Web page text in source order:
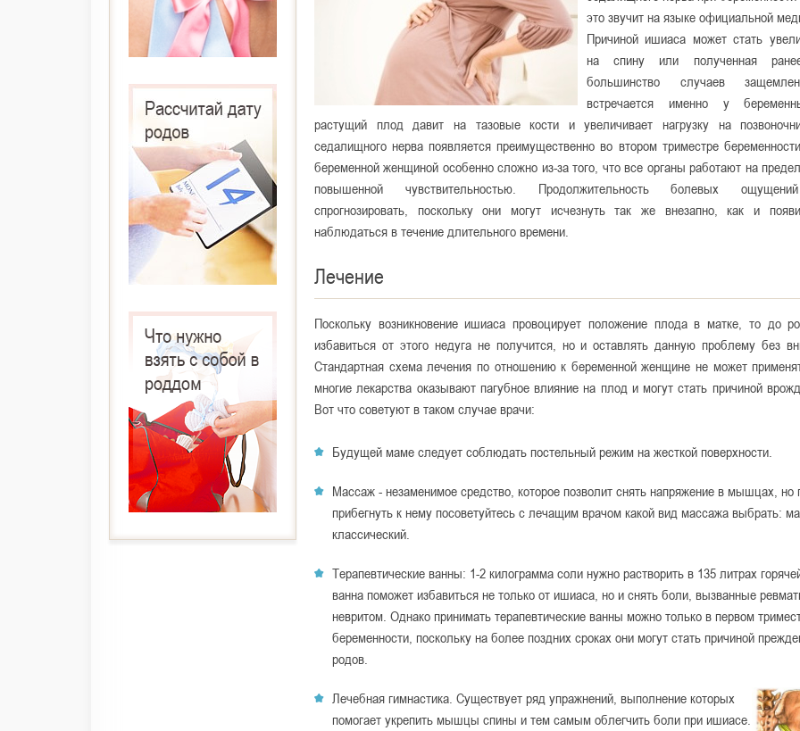
это звучит на языке официальной
Причиной ишиаса может стать
на спину или полученная
большинство случаев
встречается именно у
растущий плод давит на тазовые кости и увеличивает нагрузку на
седалищного нерва появляется преимущественно во втором триместре
беременной женщиной особенно сложно из-за того, что все органы работают на
повышенной чувствительностью. Продолжительность болевых
спрогнозировать, поскольку они могут исчезнуть так же внезапно, как и
наблюдаться в течение длительного времени.
Лечение
Поскольку возникновение ишиаса провоцирует положение плода в матке, то до
избавиться от этого недуга не получится, но и оставлять данную проблему без
Стандартная схема лечения по отношению к беременной женщине не может
многие лекарства оказывают пагубное влияние на плод и могут стать причиной
Вот что советуют в таком случае врачи:
Будущей маме следует соблюдать постельный режим на жесткой поверхности.
Массаж - незаменимое средство, которое позволит снять напряжение в мышцах,
прибегнуть к нему посоветуйтесь с лечащим врачом какой вид массажа выбрать:
классический.
Терапевтические ванны: 1-2 килограмма соли нужно растворить в 135 литрах
ванна поможет избавиться не только от ишиаса, но и снять боли, вызванные
невритом. Однако принимать терапевтические ванны можно только в первом
беременности, поскольку на более поздних сроках они могут стать причиной
родов.
Лечебная гимнастика. Существует ряд упражнений, выполнение которых
помогает укрепить мышцы спины и тем самым облегчить боли при ишиасе.